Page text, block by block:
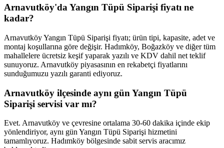
Arnavutköy'da Yangın Tüpü Siparişi fiyatı ne
kadar?
Arnavutköy Yangın Tüpü Siparişi fiyatı; ürün tipi, kapasite, adet ve
montaj koşullarına göre değişir. Hadımköy, Boğazköy ve diğer tüm
mahallelere ücretsiz keşif yaparak yazılı ve KDV dahil net teklif
sunuyoruz. Arnavutköy piyasasının en rekabetçi fiyatlarını
sunduğumuzu yazılı garanti ediyoruz.
Arnavutköy ilçesinde aynı gün Yangın Tüpü
Siparişi servisi var mı?
Evet. Arnavutköy ve çevresine ortalama 30-60 dakika içinde ekip
yönlendiriyor, aynı gün Yangın Tüpü Siparişi hizmetini
tamamlıyoruz. Hadımköy bölgesinde sabit servis aracımız